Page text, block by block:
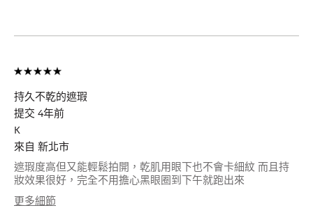
持久不乾的遮瑕
提交 4年前
K
來自 新北市
遮瑕度高但又能輕鬆拍開，乾肌用眼下也不會卡細紋 而且持
妝效果很好，完全不用擔心黑眼圈到下午就跑出來
更多細節